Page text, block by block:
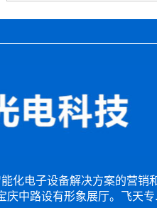
化电子设备解决方案的营销
庆中路设有形象展厅。飞天专